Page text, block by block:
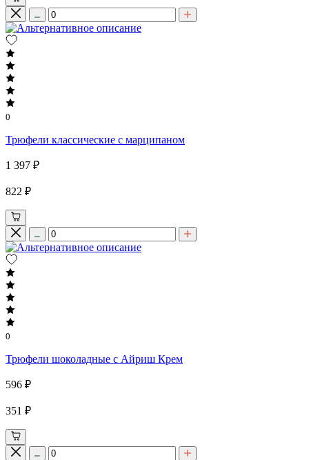
0
Трюфели классические с марципаном
1 397 ₽
822 ₽
0
Трюфели шоколадные с Айриш Крем
596 ₽
351 ₽